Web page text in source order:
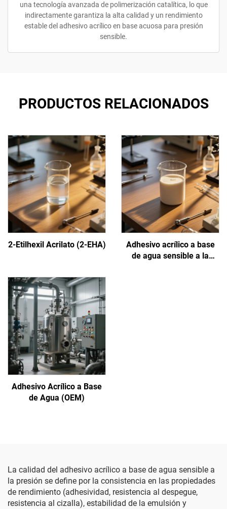
una tecnología avanzada de polimerización catalítica, lo que
indirectamente garantiza la alta calidad y un rendimiento
estable del adhesivo acrílico en base acuosa para presión
sensible.
PRODUCTOS RELACIONADOS
2-Etilhexil Acrilato (2-EHA)
Adhesivo acrílico a base
de agua sensible a la
Adhesivo Acrílico a Base
de Agua (OEM)
La calidad del adhesivo acrílico a base de agua sensible a
la presión se define por la consistencia en las propiedades
de rendimiento (adhesividad, resistencia al despegue,
resistencia al cizalla), estabilidad de la emulsión y